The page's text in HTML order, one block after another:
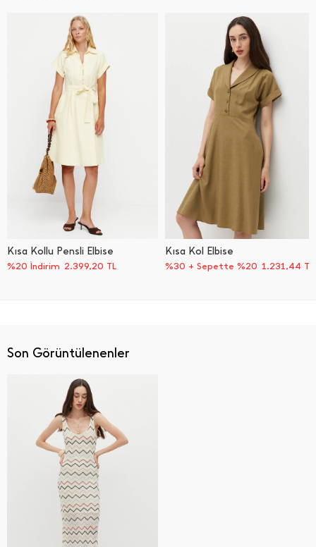
Kısa Kollu Pensli Elbise
%20 İndirim 2.399,20 TL
Kısa Kol Elbise
%30 + Sepette %20 1.231,44 TL
Son Görüntülenenler